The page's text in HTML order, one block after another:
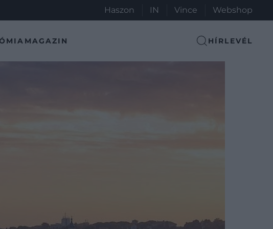
Haszon IN Vince Webshop
MAGAZIN HÍRLEVÉL